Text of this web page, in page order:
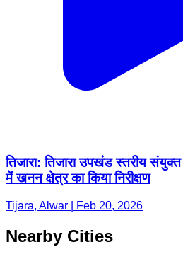
तिजारा: तिजारा उपखंड स्तरीय
में खनन क्षेत्र का किया निरीक्षण
Tijara, Alwar | Feb 20, 2026
Nearby Cities